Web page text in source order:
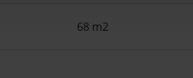
68 m2